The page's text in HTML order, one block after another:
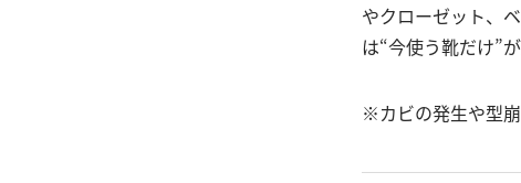
やクローゼット、
は“今使う靴だけ”
※カビの発生や型